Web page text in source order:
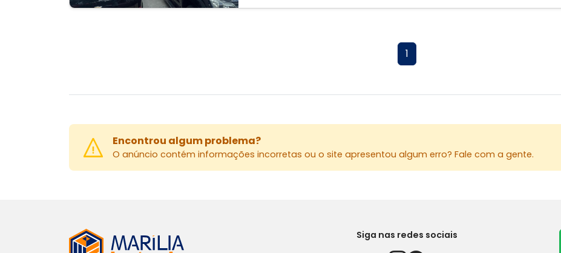
1
Encontrou algum problema?
O anúncio contém informações incorretas ou o site apresentou algum erro? Fale com a gente.
Siga nas redes sociais